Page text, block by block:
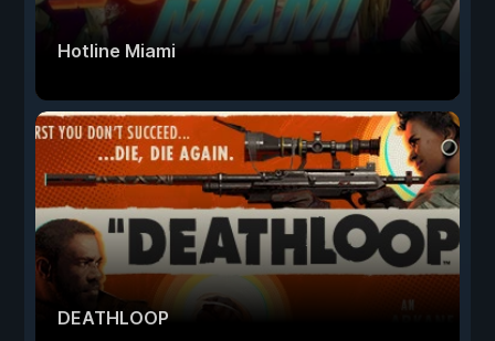
Hotline Miami
DEATHLOOP